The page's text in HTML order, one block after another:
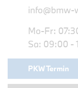
info@bmw-
Mo-Fr:
Sa: 09:00 -
PKW Termin